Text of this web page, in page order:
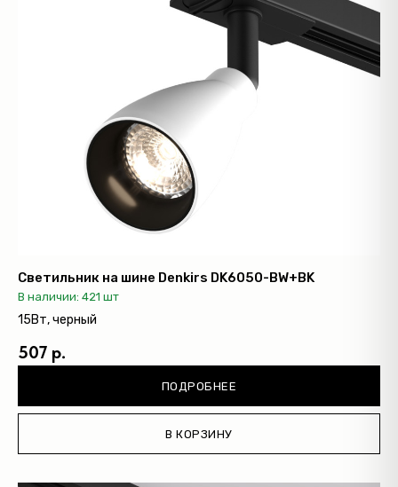
Светильник на шине Denkirs DK6050-BW+BK
В наличии: 421 шт
15Вт, черный
507 р.
ПОДРОБНЕЕ
В КОРЗИНУ